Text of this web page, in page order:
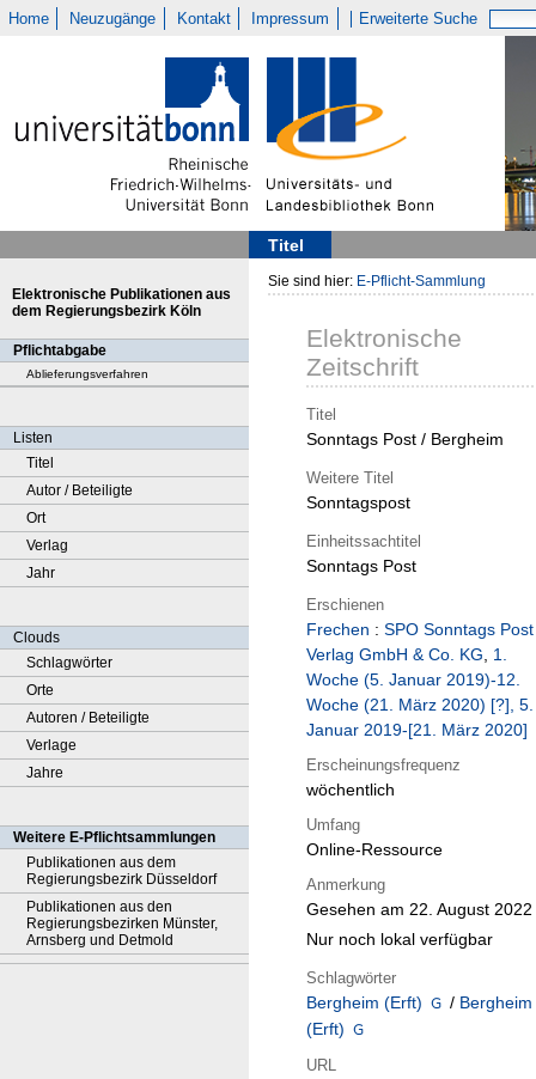
Home Neuzugänge Kontakt Impressum Erweiterte Suche
Titel
Elektronische Publikationen aus
dem Regierungsbezirk Köln
Pflichtabgabe
Ablieferungsverfahren
Listen
Titel
Autor / Beteiligte
Ort
Verlag
Jahr
Clouds
Schlagwörter
Orte
Autoren / Beteiligte
Verlage
Jahre
Weitere E-Pflichtsammlungen
Publikationen aus dem
Regierungsbezirk Düsseldorf
Publikationen aus den
Regierungsbezirken Münster,
Arnsberg und Detmold
Sie sind hier: E-Pflicht-Sammlung
Elektronische
Zeitschrift
Titel
Sonntags Post / Bergheim
Weitere Titel
Sonntagspost
Einheitssachtitel
Sonntags Post
Erschienen
Frechen : SPO Sonntags Post
Verlag GmbH & Co. KG, 1.
Woche (5. Januar 2019)-12.
Woche (21. März 2020) [?], 5.
Januar 2019-[21. März 2020]
Erscheinungsfrequenz
wöchentlich
Umfang
Online-Ressource
Anmerkung
Gesehen am 22. August 2022
Nur noch lokal verfügbar
Schlagwörter
Bergheim (Erft) / Bergheim
(Erft)
URL